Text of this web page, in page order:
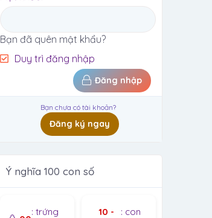
Bạn đã quên mật khẩu?
Duy trì đăng nhập
Đăng nhập
Bạn chưa có tài khoản?
Đăng ký ngay
Ý nghĩa 100 con số
: trứng
10 -
: con